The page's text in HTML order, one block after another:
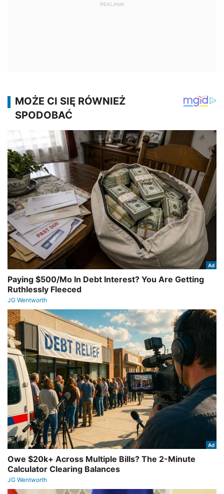
REKLAMA